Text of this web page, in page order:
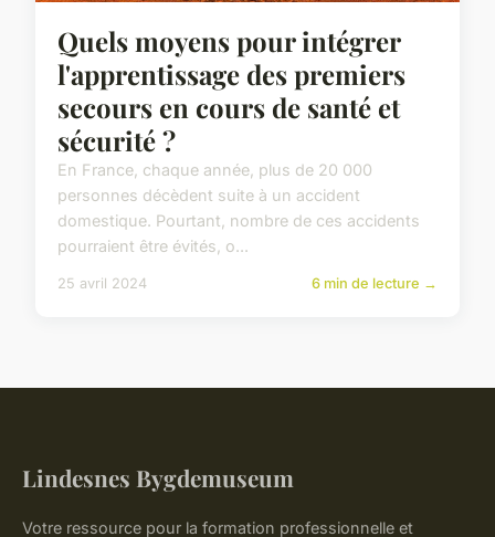
Quels moyens pour intégrer
l'apprentissage des premiers
secours en cours de santé et
sécurité ?
En France, chaque année, plus de 20 000
personnes décèdent suite à un accident
domestique. Pourtant, nombre de ces accidents
pourraient être évités, o...
25 avril 2024 6 min de lecture →
Lindesnes Bygdemuseum
Votre ressource pour la formation professionnelle et